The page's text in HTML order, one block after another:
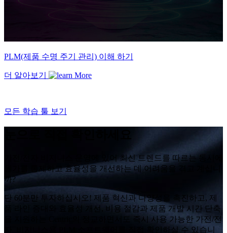
PLM(제품 수명 주기 관리) 이해 하기
더 알아보기
모든 학습 툴 보기
가전/전자 비지니스 운영에 있어 최신 트렌드를 따르는 동시에
원가를 통제하고 효율성을 개선하는 데 어려움을 겪고 계십니
까?
단 60분만 투자하십시오! 제품 혁신과 다양성을 촉진하고, 제
품 라인 증대와 효율성 개선, 비용 절감과 제품 개발 시간 단축
을 지원하는 Centric의 정교하면서도 즉시 사용 가능한 가전/전
자 비지니스용 PLM 소프트웨어를 직접 확인하실 수 있습니